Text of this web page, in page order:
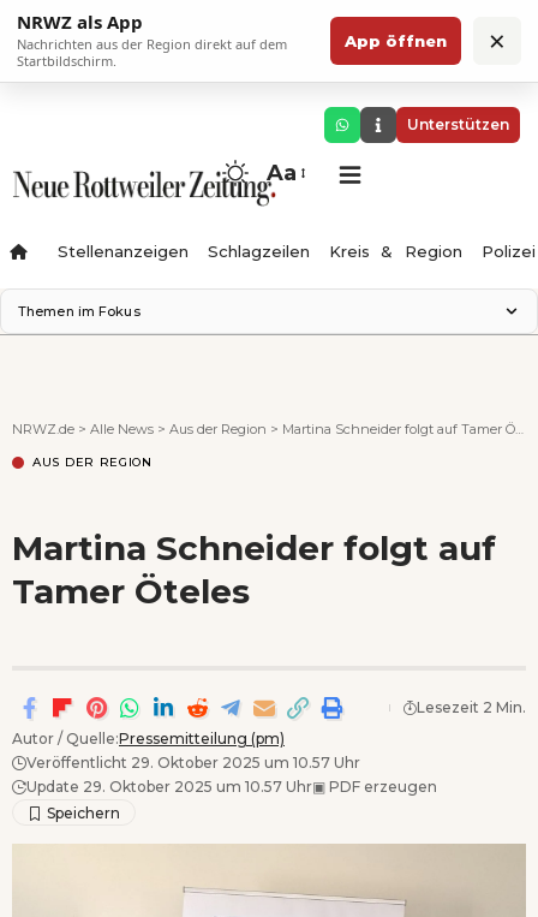
NRWZ als App
Nachrichten aus der Region direkt auf dem
Startbildschirm.
App öffnen ×
Unterstützen
Aa
Stellenanzeigen Schlagzeilen Kreis & Region Polizei
Themen im Fokus
Ferienzauber '26
Testturm
Wenn Orte erzählen ...
NRWZ.de > Alle News > Aus der Region > Martina Schneider folgt auf Tamer Öteles
AUS DER REGION
Martina Schneider folgt auf
Tamer Öteles
Autor / Quelle:Pressemitteilung (pm)
Veröffentlicht 29. Oktober 2025 um 10.57 Uhr
Update 29. Oktober 2025 um 10.57 Uhr▣ PDF erzeugen
Lesezeit 2 Min.